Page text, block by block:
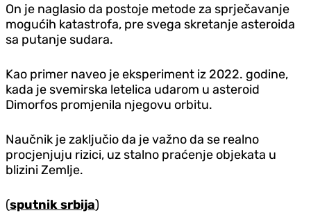
On je naglasio da postoje metode za sprječavanje
mogućih katastrofa, pre svega skretanje asteroida
sa putanje sudara.
Kao primer naveo je eksperiment iz 2022. godine,
kada je svemirska letelica udarom u asteroid
Dimorfos promjenila njegovu orbitu.
Naučnik je zaključio da je važno da se realno
procjenjuju rizici, uz stalno praćenje objekata u
blizini Zemlje.
(sputnik srbija)